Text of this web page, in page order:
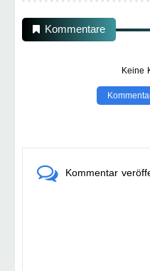
Kommentare
Keine
Kommentar